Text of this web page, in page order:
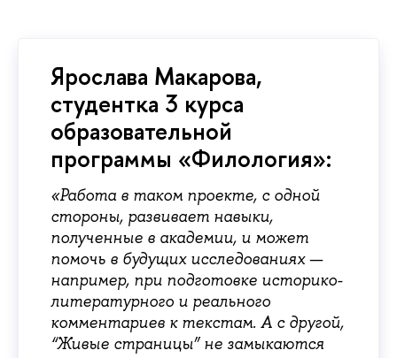
Ярослава Макарова,
студентка 3 курса
образовательной
программы «Филология»:
«Работа в таком проекте, с одной
стороны, развивает навыки,
полученные в академии, и может
помочь в будущих исследованиях —
например, при подготовке историко-
литературного и реального
комментариев к текстам. А с другой,
“Живые страницы” не замыкаются